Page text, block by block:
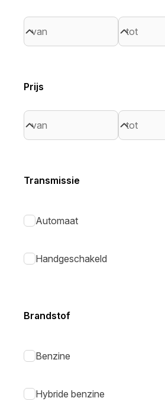
Prijs
Transmissie
Automaat
Handgeschakeld
Brandstof
Benzine
Hybride benzine